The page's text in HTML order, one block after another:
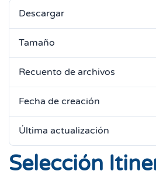
Descargar
Tamaño
Recuento de archivos
Fecha de creación
Última actualización
Selección